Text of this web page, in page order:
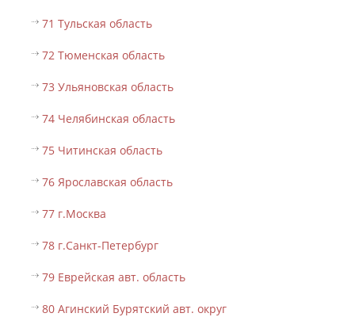
71 Тульская область
72 Тюменская область
73 Ульяновская область
74 Челябинская область
75 Читинская область
76 Ярославская область
77 г.Москва
78 г.Санкт-Петербург
79 Еврейская авт. область
80 Агинский Бурятский авт. округ